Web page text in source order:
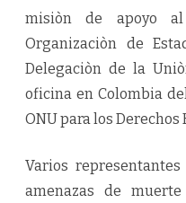
misiòn de apoyo
Organizaciòn de
Delegaciòn de la
oficina en Colombia
ONU para los Derechos
Varios
amenazas de